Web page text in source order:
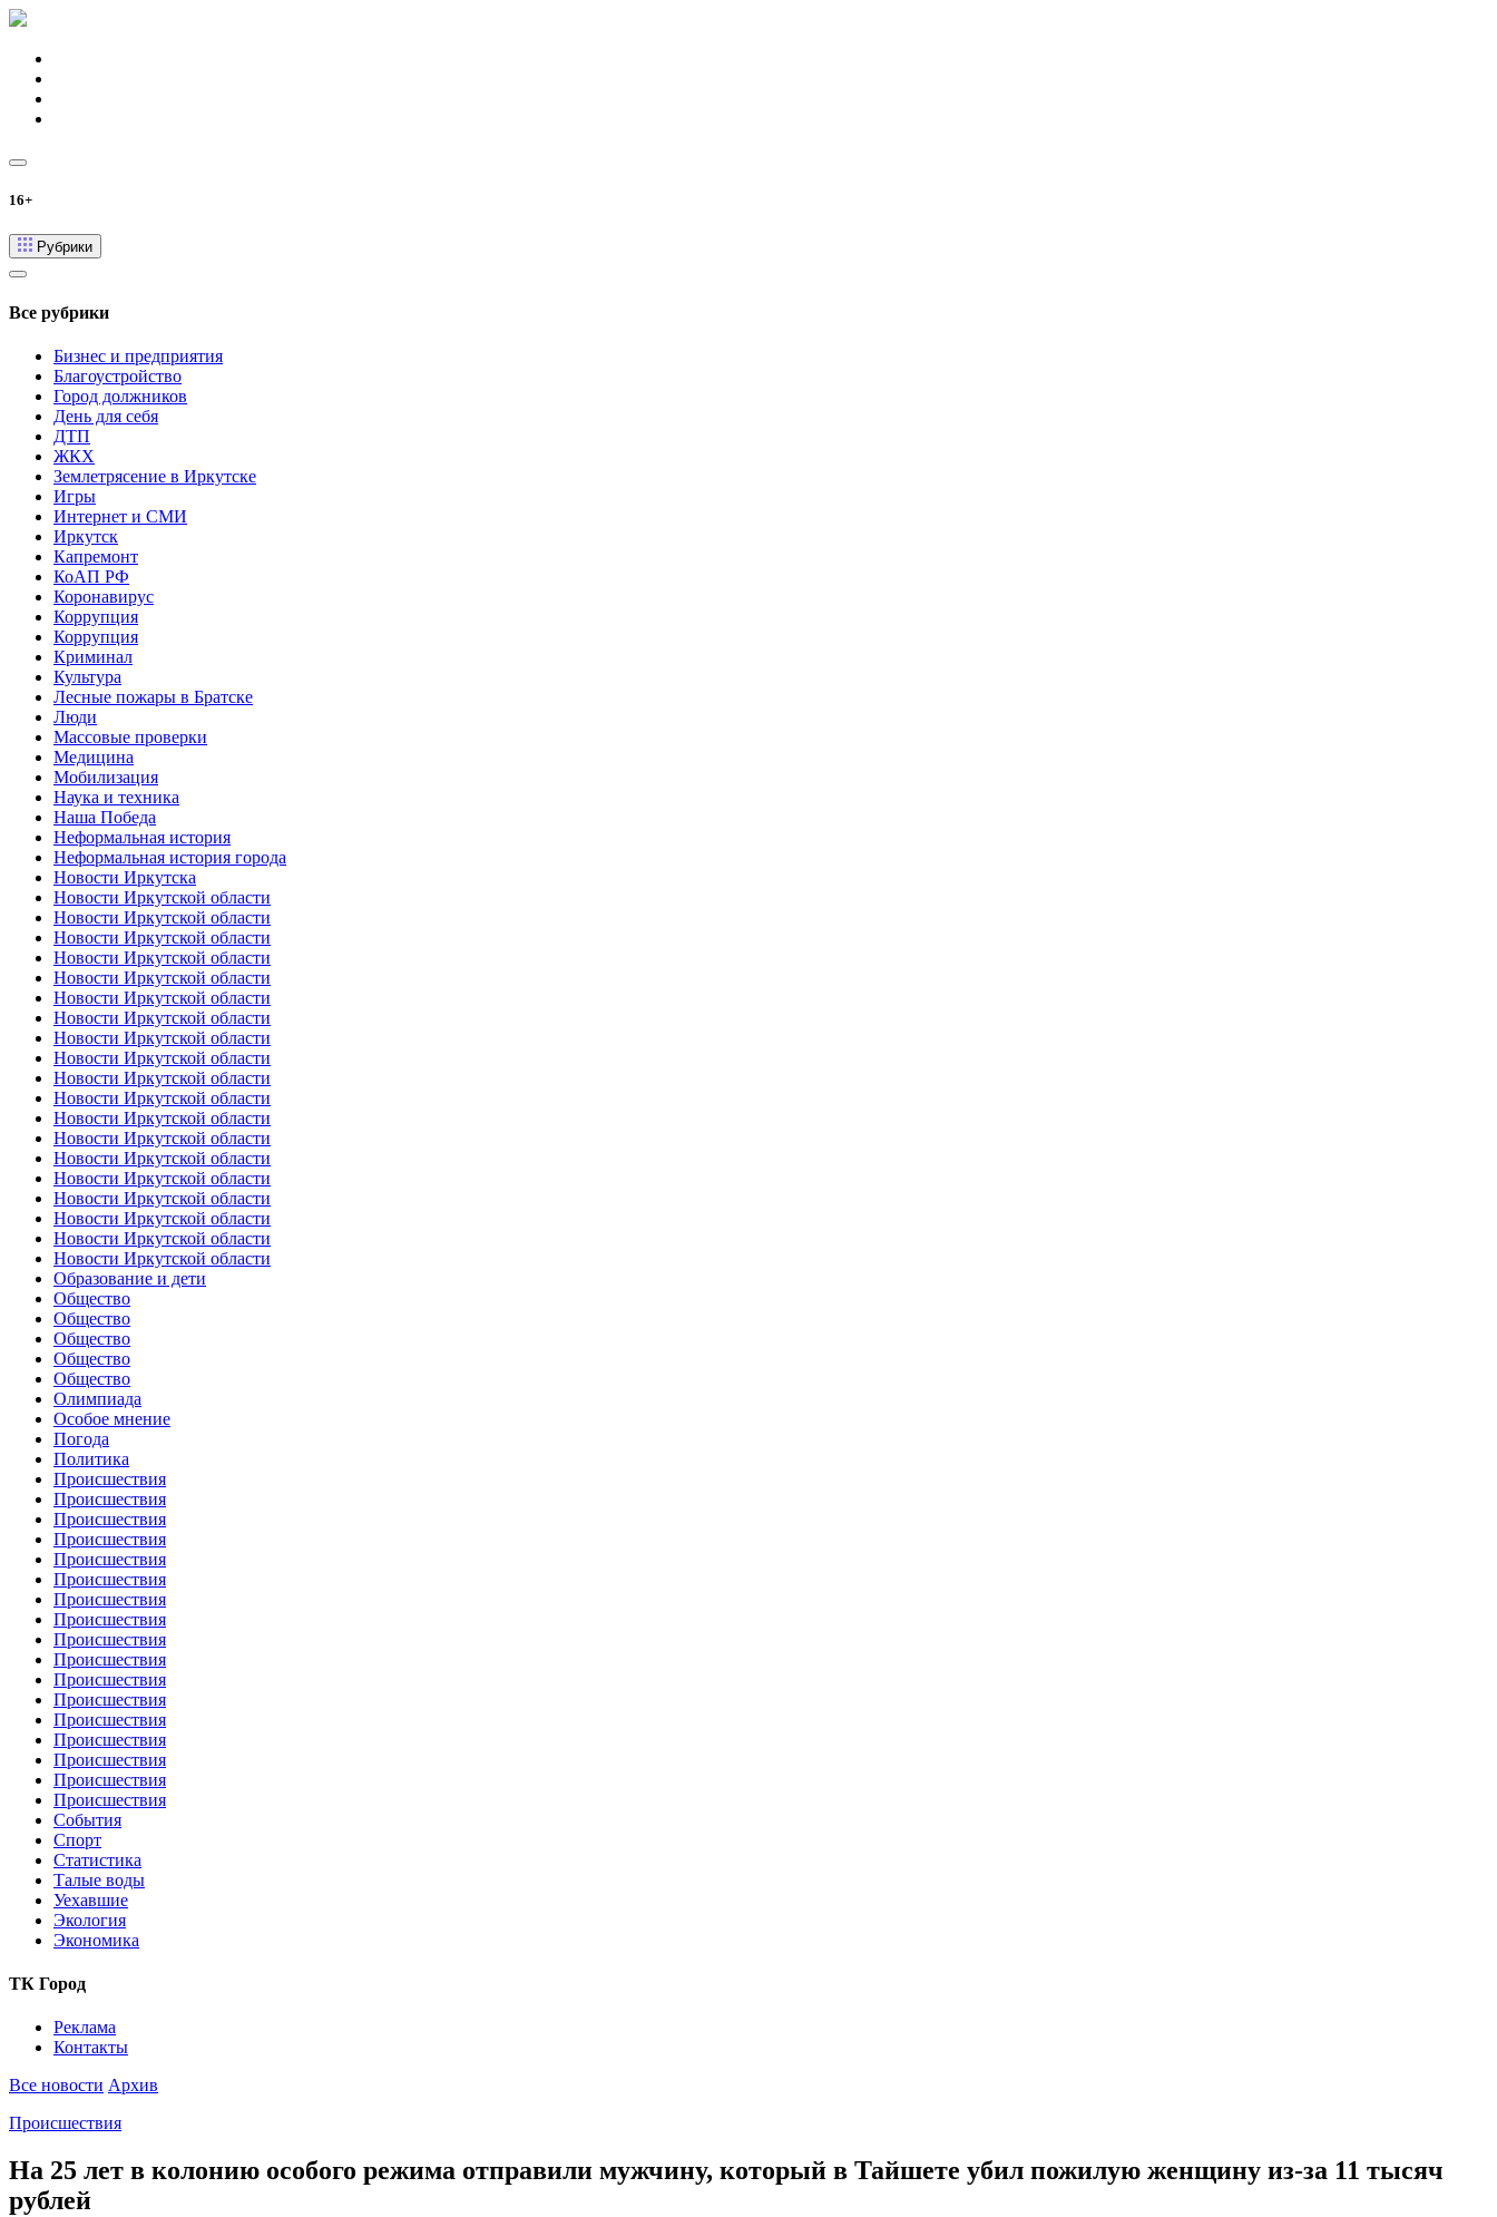
16+
Рубрики
Все рубрики
Бизнес и предприятия
Благоустройство
Город должников
День для себя
ДТП
ЖКХ
Землетрясение в Иркутске
Игры
Интернет и СМИ
Иркутск
Капремонт
КоАП РФ
Коронавирус
Коррупция
Коррупция
Криминал
Культура
Лесные пожары в Братске
Люди
Массовые проверки
Медицина
Мобилизация
Наука и техника
Наша Победа
Неформальная история
Неформальная история города
Новости Иркутска
Новости Иркутской области
Новости Иркутской области
Новости Иркутской области
Новости Иркутской области
Новости Иркутской области
Новости Иркутской области
Новости Иркутской области
Новости Иркутской области
Новости Иркутской области
Новости Иркутской области
Новости Иркутской области
Новости Иркутской области
Новости Иркутской области
Новости Иркутской области
Новости Иркутской области
Новости Иркутской области
Новости Иркутской области
Новости Иркутской области
Новости Иркутской области
Образование и дети
Общество
Общество
Общество
Общество
Общество
Олимпиада
Особое мнение
Погода
Политика
Происшествия
Происшествия
Происшествия
Происшествия
Происшествия
Происшествия
Происшествия
Происшествия
Происшествия
Происшествия
Происшествия
Происшествия
Происшествия
Происшествия
Происшествия
Происшествия
Происшествия
События
Спорт
Статистика
Талые воды
Уехавшие
Экология
Экономика
ТК Город
Реклама
Контакты
Все новости Архив
Происшествия
На 25 лет в колонию особого режима отправили мужчину, который в Тайшете убил пожилую женщину из-за 11 тысяч
рублей